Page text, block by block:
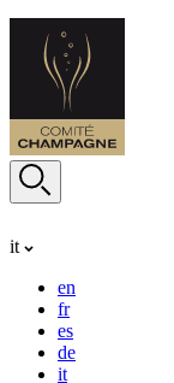
it
en
fr
es
de
it